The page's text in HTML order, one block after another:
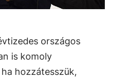
országos
is komoly
hozzátesszük,